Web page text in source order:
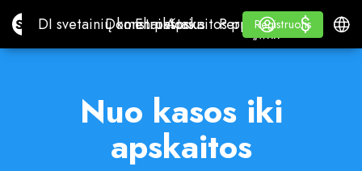
Site.proDI svetainių konstruktorius
DI svetainių konstruktorius
Domenai
DomenaiEl. paštas
El. paštasApskaitos programa
Apskaitos programa
Perpardavėjams
„WHITE LABEL“
Mokymasis
Mokymasis
Registruotis
Registruotis
Prisijungti
$
$
Nuo kasos iki
apskaitos